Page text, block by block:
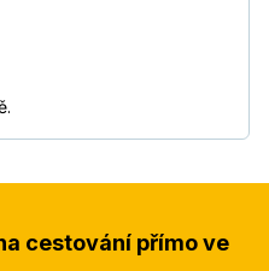
cestování přímo ve